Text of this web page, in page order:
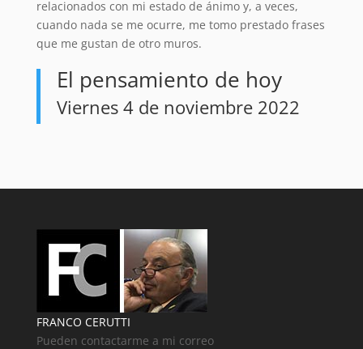
relacionados con mi estado de ánimo y, a veces,
cuando nada se me ocurre, me tomo prestado frases
que me gustan de otro muros.
El pensamiento de hoy
Viernes 4 de noviembre 2022
FRANCO CERUTTI
Pueden contactarme a mi correo